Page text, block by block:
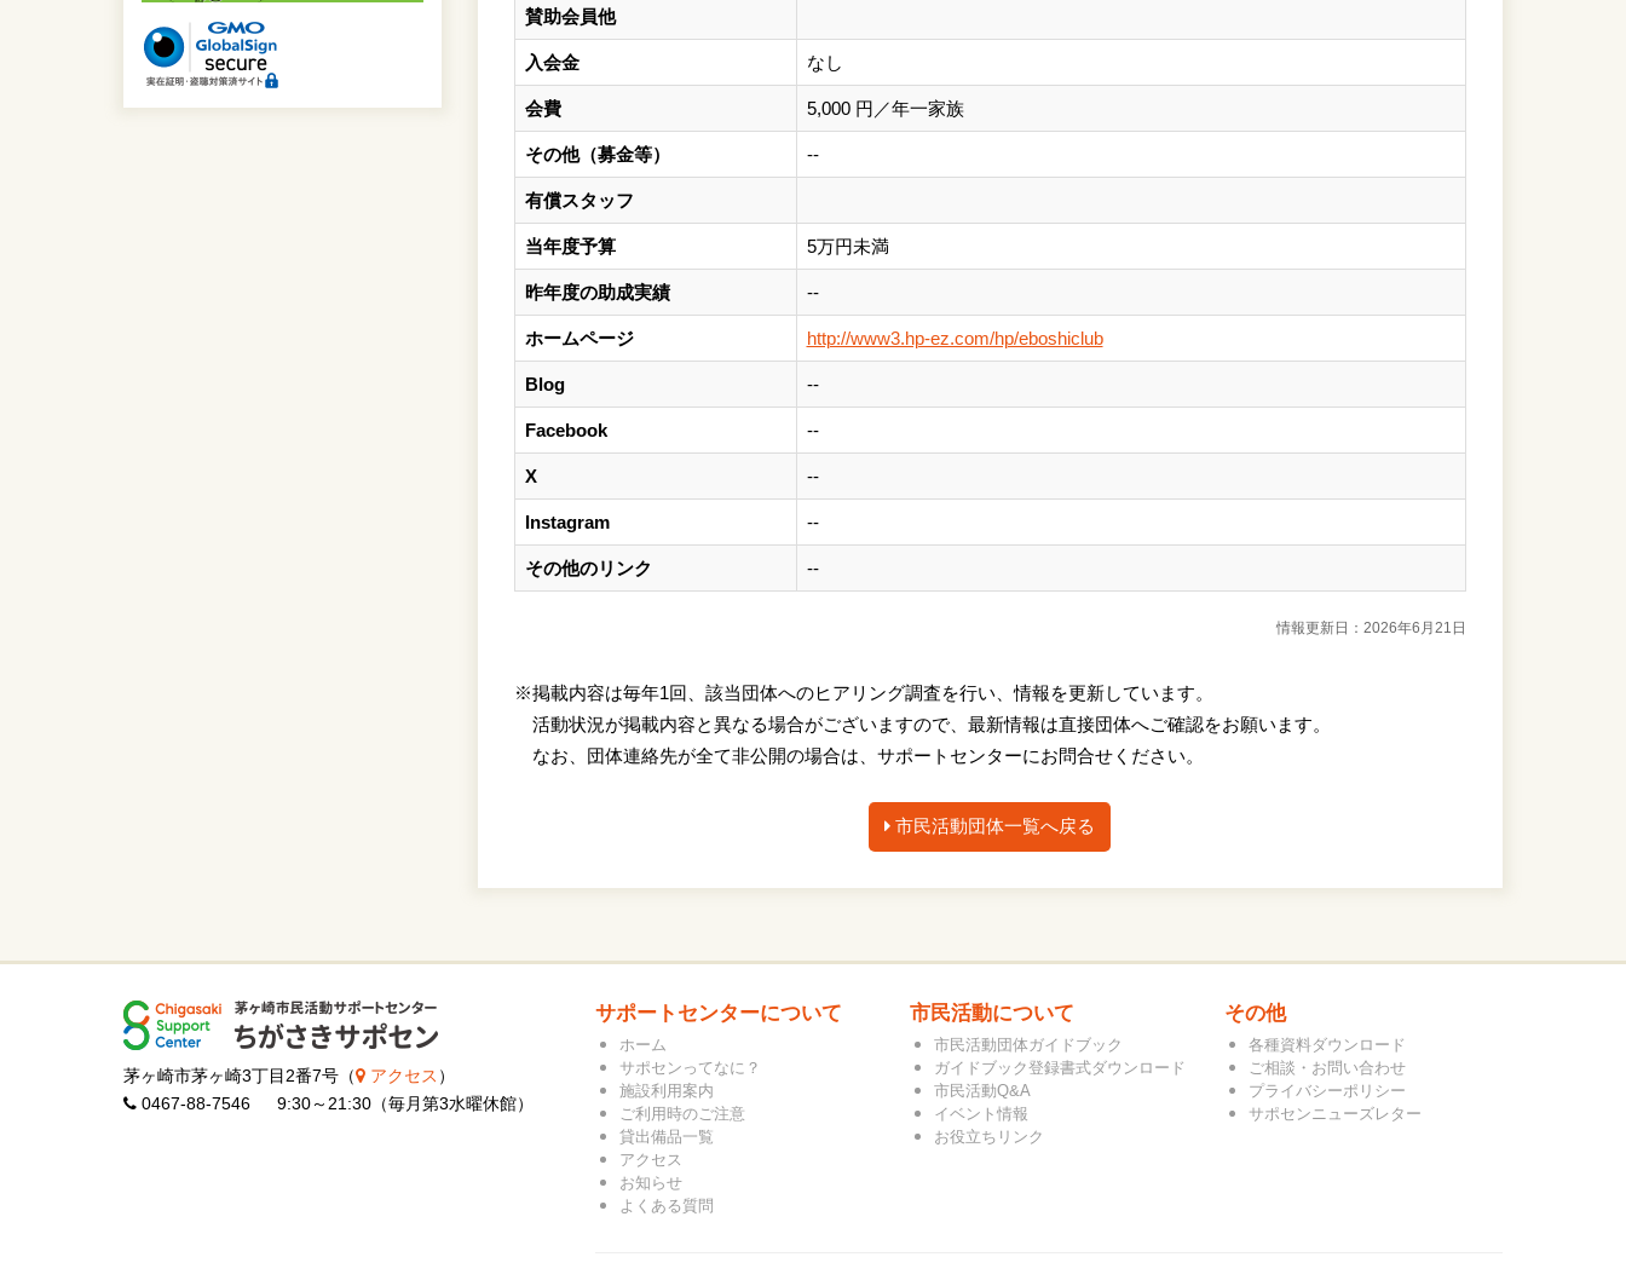
賛助会員他
入会金 なし
会費 5,000 円／年一家族
その他（募金等） --
有償スタッフ
当年度予算 5万円未満
昨年度の助成実績 --
ホームページ http://www3.hp-ez.com/hp/eboshiclub
Blog --
Facebook --
X --
Instagram --
その他のリンク --
情報更新日：2026年6月21日
※掲載内容は毎年1回、該当団体へのヒアリング調査を行い、情報を更新しています。
活動状況が掲載内容と異なる場合がございますので、最新情報は直接団体へご確認をお願います。
なお、団体連絡先が全て非公開の場合は、サポートセンターにお問合せください。
市民活動団体一覧へ戻る
茅ヶ崎市茅ヶ崎3丁目2番7号（ アクセス ）
0467-88-7546 9:30～21:30（毎月第3水曜休館）
サポートセンターについて
ホーム
サポセンってなに？
施設利用案内
ご利用時のご注意
貸出備品一覧
アクセス
お知らせ
よくある質問
市民活動について
市民活動団体ガイドブック
ガイドブック登録書式ダウンロード
市民活動Q&A
イベント情報
お役立ちリンク
その他
各種資料ダウンロード
ご相談・お問い合わせ
プライバシーポリシー
サポセンニューズレター